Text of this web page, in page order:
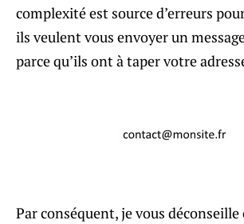
complexité est source d’erreurs
ils veulent vous envoyer un
parce qu’ils ont à taper votre
Par conséquent, je vous